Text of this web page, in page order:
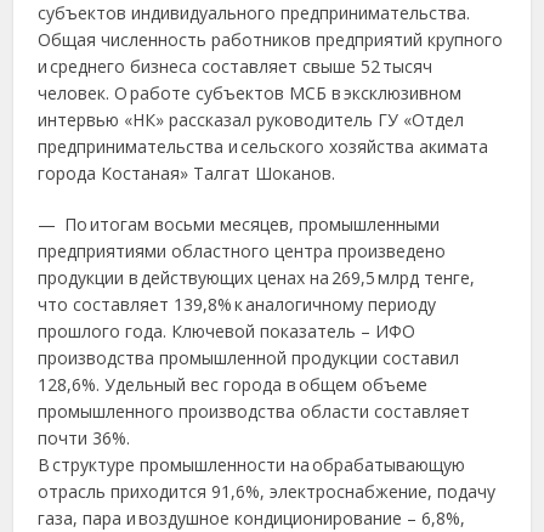
субъектов индивидуального предпринимательства.
Общая численность работников предприятий крупного
и среднего бизнеса составляет свыше 52 тысяч
человек. О работе субъектов МСБ в эксклюзивном
интервью «НК» рассказал руководитель ГУ «Отдел
предпринимательства и сельского хозяйства акимата
города Костаная» Талгат Шоканов.
— По итогам восьми месяцев, промышленными
предприятиями областного центра произведено
продукции в действующих ценах на 269,5 млрд тенге,
что составляет 139,8% к аналогичному периоду
прошлого года. Ключевой показатель – ИФО
производства промышленной продукции составил
128,6%. Удельный вес города в общем объеме
промышленного производства области составляет
почти 36%.
В структуре промышленности на обрабатывающую
отрасль приходится 91,6%, электроснабжение, подачу
газа, пара и воздушное кондиционирование – 6,8%,